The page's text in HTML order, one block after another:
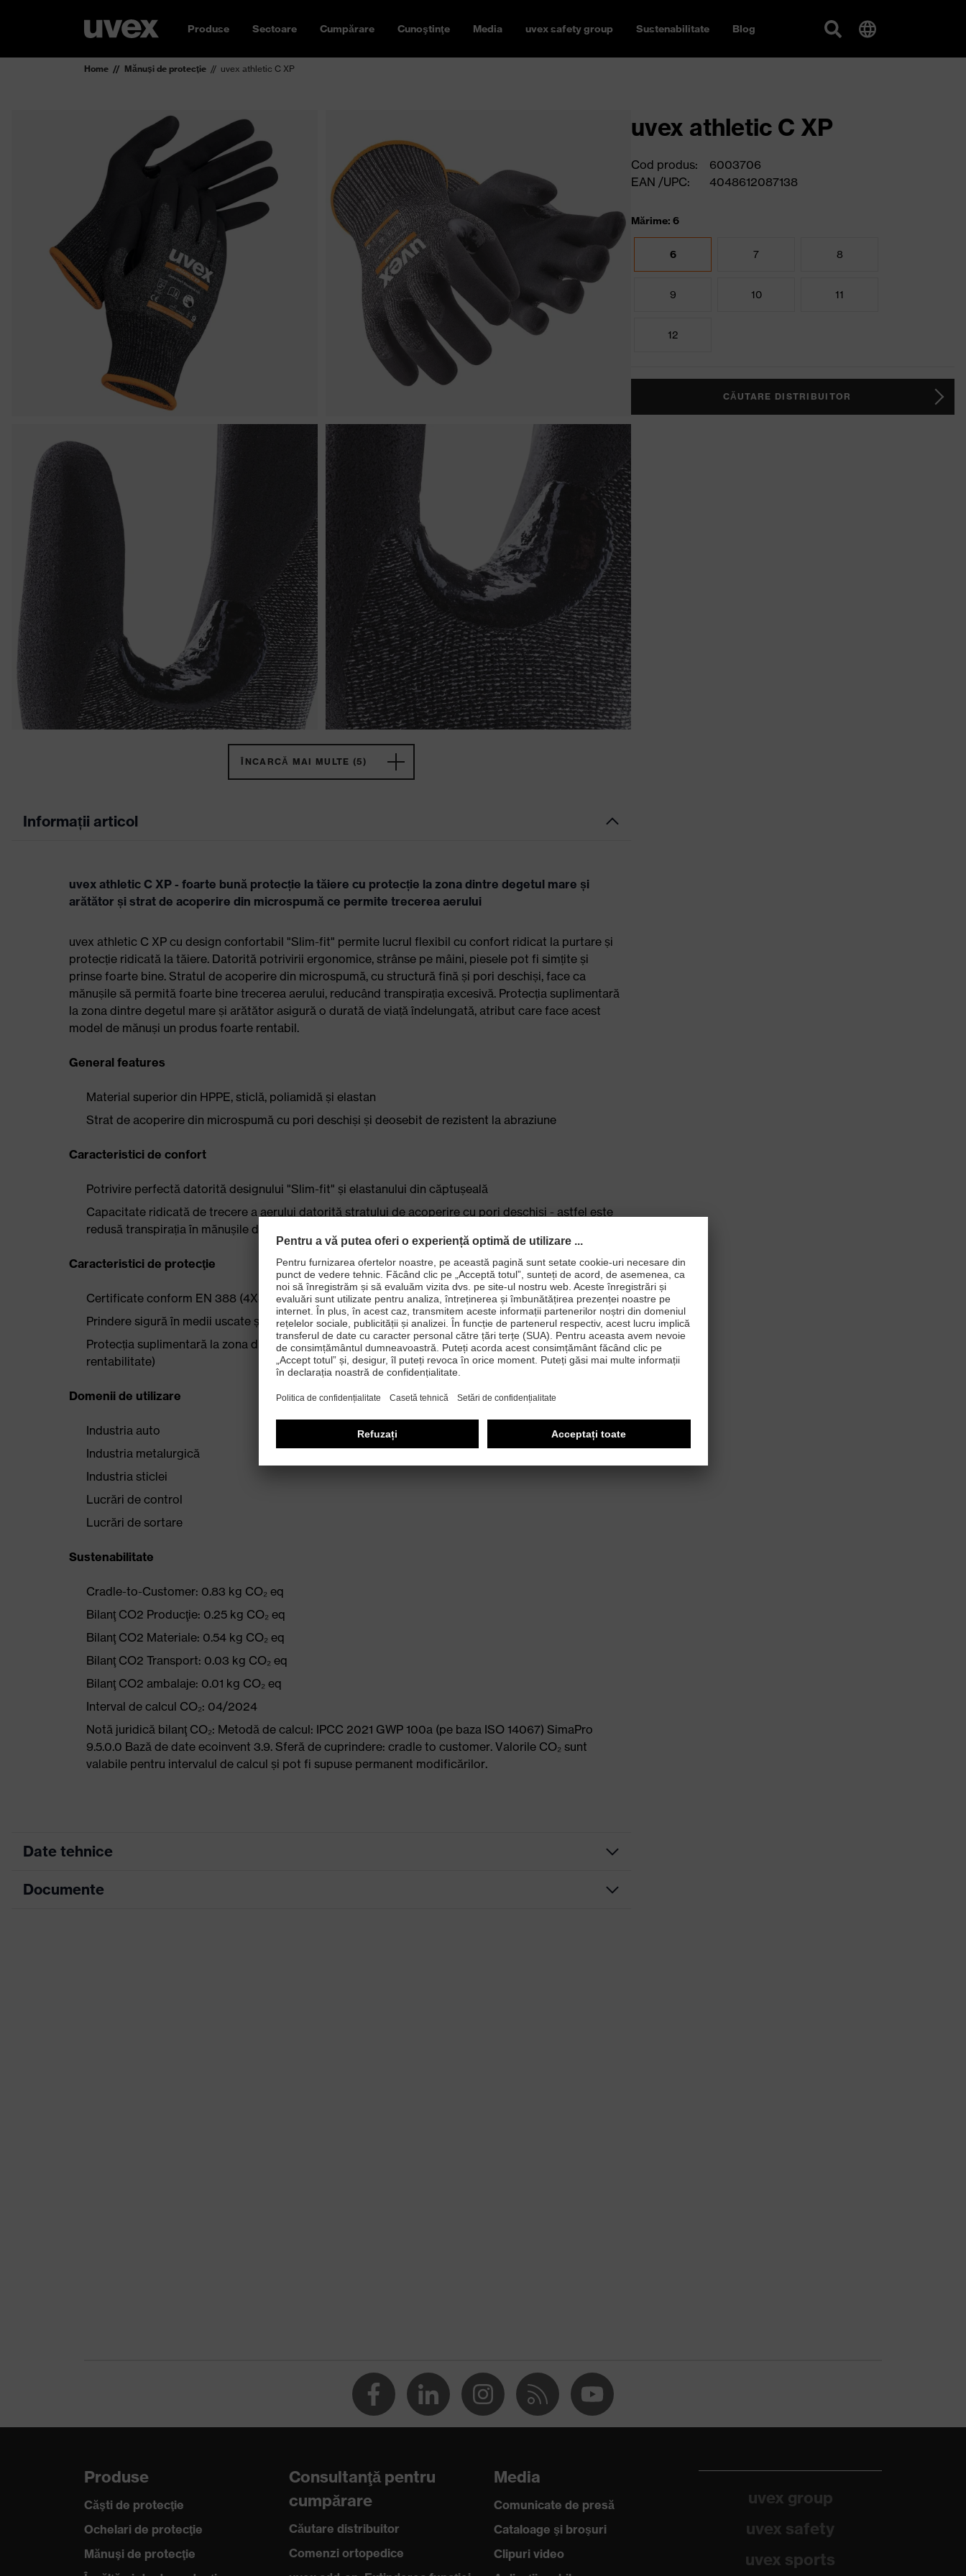
Produse Sectoare Cumpărare Cunoştinţe Media uvex safety group Sustenabilitate Blog
Home Mănuşi de protecţie uvex athletic C XP
ÎNCARCĂ MAI MULTE (5)
Informații articol
uvex athletic C XP - foarte bună protecție la tăiere cu protecție la zona dintre degetul mare și
arătător și strat de acoperire din microspumă ce permite trecerea aerului
uvex athletic C XP cu design confortabil "Slim-fit" permite lucrul flexibil cu confort ridicat la purtare și
protecție ridicată la tăiere. Datorită potrivirii ergonomice, strânse pe mâini, piesele pot fi simțite și
prinse foarte bine. Stratul de acoperire din microspumă, cu structură fină și pori deschiși, face ca
mănușile să permită foarte bine trecerea aerului, reducând transpirația excesivă. Protecția suplimentară
la zona dintre degetul mare și arătător asigură o durată de viață îndelungată, atribut care face acest
model de mănuși un produs foarte rentabil.
General features
Material superior din HPPE, sticlă, poliamidă și elastan
Strat de acoperire din microspumă cu pori deschiși și deosebit de rezistent la abraziune
Caracteristici de confort
Potrivire perfectă datorită designului "Slim-fit" și elastanului din căptușeală
Capacitate ridicată de trecere a aerului datorită stratului de acoperire cu pori deschiși - astfel este
redusă transpirația în mănușile de protecție
Caracteristici de protecţie
Certificate conform EN 388 (4X43C)
Prindere sigură în medii uscate și ușor umede
Protecția suplimentară la zona dintre degetul mare și arătător asigură o durabilitate ridicată (=
rentabilitate)
Domenii de utilizare
Industria auto
Industria metalurgică
Industria sticlei
Lucrări de control
Lucrări de sortare
Sustenabilitate
Cradle-to-Customer: 0.83 kg CO₂ eq
Bilanţ CO2 Producţie: 0.25 kg CO₂ eq
Bilanţ CO2 Materiale: 0.54 kg CO₂ eq
Bilanţ CO2 Transport: 0.03 kg CO₂ eq
Bilanţ CO2 ambalaje: 0.01 kg CO₂ eq
Interval de calcul CO₂: 04/2024
Notă juridică bilanţ CO₂: Metodă de calcul: IPCC 2021 GWP 100a (pe baza ISO 14067) SimaPro
9.5.0.0 Bază de date ecoinvent 3.9. Sferă de cuprindere: cradle to customer. Valorile CO₂ sunt
valabile pentru intervalul de calcul și pot fi supuse permanent modificărilor.
Date tehnice
Culoare căutare (filtru)
EN 388:2016 + A1:2018, EN ISO 21420:2020
Documente
uvex athletic C XP
Cod produs:
6003706
EAN /UPC:
4048612087138
Mărime: 6
6 7 8
9 10 11
12
CĂUTARE DISTRIBUITOR
Produse
Căşti de protecţie
Ochelari de protecţie
Mănuşi de protecţie
Consultanţă pentru
cumpărare
Căutare distribuitor
Comenzi ortopedice
Media
Comunicate de presă
Cataloage şi broşuri
Clipuri video
uvex group
uvex safety
uvex sports